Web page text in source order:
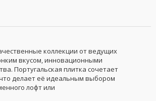
коллекции от ведущих
вкусом, инновационными
Португальская плитка сочетает
делает её идеальным выбором
лофт или